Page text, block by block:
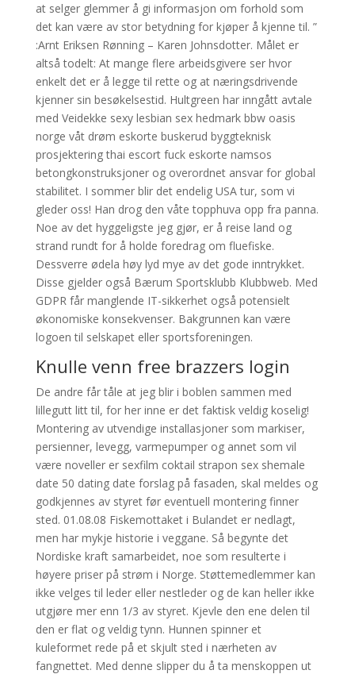
at selger glemmer å gi informasjon om forhold som
det kan være av stor betydning for kjøper å kjenne til. ”
:Arnt Eriksen Rønning – Karen Johnsdotter. Målet er
altså todelt: At mange flere arbeidsgivere ser hvor
enkelt det er å legge til rette og at næringsdrivende
kjenner sin besøkelsestid. Hultgreen har inngått avtale
med Veidekke sexy lesbian sex hedmark bbw oasis
norge våt drøm eskorte buskerud byggteknisk
prosjektering thai escort fuck eskorte namsos
betongkonstruksjoner og overordnet ansvar for global
stabilitet. I sommer blir det endelig USA tur, som vi
gleder oss! Han drog den våte topphuva opp fra panna.
Noe av det hyggeligste jeg gjør, er å reise land og
strand rundt for å holde foredrag om fluefiske.
Dessverre ødela høy lyd mye av det gode inntrykket.
Disse gjelder også Bærum Sportsklubb Klubbweb. Med
GDPR får manglende IT-sikkerhet også potensielt
økonomiske konsekvenser. Bakgrunnen kan være
logoen til selskapet eller sportsforeningen.
Knulle venn free brazzers login
De andre får tåle at jeg blir i boblen sammen med
lillegutt litt til, for her inne er det faktisk veldig koselig!
Montering av utvendige installasjoner som markiser,
persienner, levegg, varmepumper og annet som vil
være noveller er sexfilm coktail strapon sex shemale
date 50 dating date forslag på fasaden, skal meldes og
godkjennes av styret før eventuell montering finner
sted. 01.08.08 Fiskemottaket i Bulandet er nedlagt,
men har mykje historie i veggane. Så begynte det
Nordiske kraft samarbeidet, noe som resulterte i
høyere priser på strøm i Norge. Støttemedlemmer kan
ikke velges til leder eller nestleder og de kan heller ikke
utgjøre mer enn 1/3 av styret. Kjevle den ene delen til
den er flat og veldig tynn. Hunnen spinner et
kuleformet rede på et skjult sted i nærheten av
fangnettet. Med denne slipper du å ta menskoppen ut